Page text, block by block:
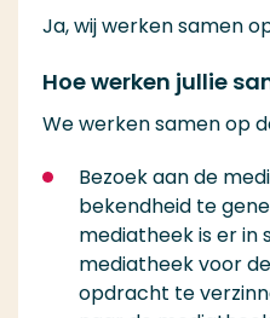
Ja, wij werken samen
Hoe werken jullie
We werken samen op
Bezoek aan de
bekendheid te
mediatheek is er in
mediatheek voor
opdracht te